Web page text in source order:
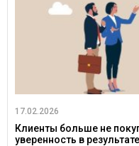
17.02.2026
Клиенты больше не
уверенность в результате